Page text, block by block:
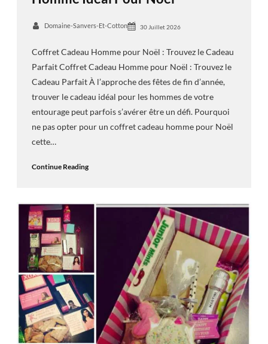
Domaine-Sanvers-Et-Cotton 30 Juillet 2026
Coffret Cadeau Homme pour Noël : Trouvez le Cadeau
Parfait Coffret Cadeau Homme pour Noël : Trouvez le
Cadeau Parfait À l’approche des fêtes de fin d’année,
trouver le cadeau idéal pour les hommes de votre
entourage peut parfois s’avérer être un défi. Pourquoi
ne pas opter pour un coffret cadeau homme pour Noël
cette…
Continue Reading